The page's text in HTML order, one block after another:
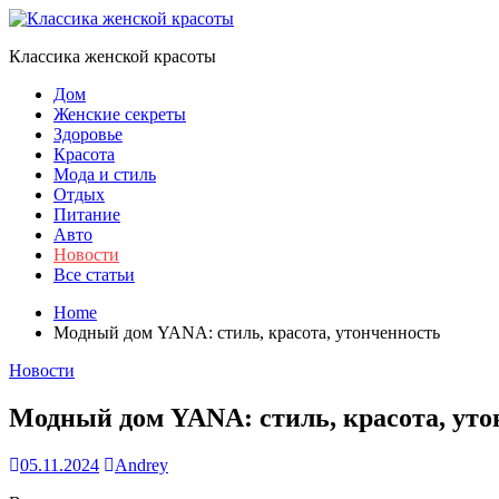
Skip
content
Классика женской красоты
Дом
Женские секреты
Здоровье
Красота
Мода и стиль
Отдых
Питание
Авто
Новости
Все статьи
Home
Модный дом YANA: стиль, красота, утонченность
Новости
Модный дом YANA: стиль, красота,
05.11.2024
Andrey